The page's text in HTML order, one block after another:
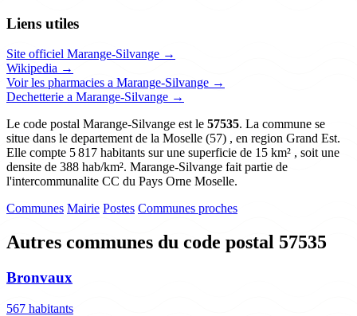
Liens utiles
Site officiel Marange-Silvange →
Wikipedia →
Voir les pharmacies a Marange-Silvange →
Dechetterie a Marange-Silvange →
Le code postal Marange-Silvange est le 57535. La commune se
situe dans le departement de la Moselle (57) , en region Grand Est.
Elle compte 5 817 habitants sur une superficie de 15 km² , soit une
densite de 388 hab/km². Marange-Silvange fait partie de
l'intercommunalite CC du Pays Orne Moselle.
Communes Mairie Postes Communes proches
Autres communes du code postal 57535
Bronvaux
567 habitants